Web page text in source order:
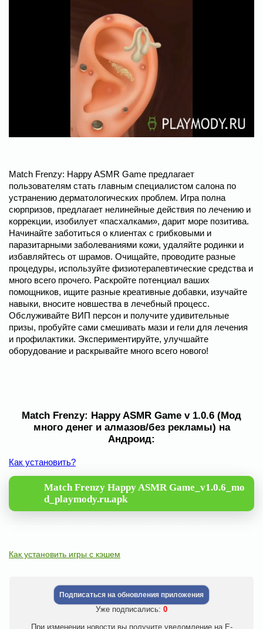
Match Frenzy: Happy ASMR Game предлагает
пользователям стать главным специалистом салона по
устранению дерматологических проблем. Игра полна
сюрпризов, предлагает нелинейные действия по лечению и
коррекции, изобилует «пасхалками», дарит море позитива.
Начинайте заботиться о клиентах с грибковыми и
паразитарными заболеваниями кожи, удаляйте родинки и
избавляйтесь от шрамов. Очищайте, проводите разные
процедуры, используйте физиотерапевтические средства и
много всего прочего. Раскройте потенциал ваших
помощников, ищите разные креативные добавки, изучайте
навыки, вносите новшества в лечебный процесс.
Обслуживайте ВИП персон и получите удивительные
призы, пробуйте сами смешивать мази и гели для лечения
и профилактики. Экспериментируйте, улучшайте
оборудование и раскрывайте много всего нового!
Match Frenzy: Happy ASMR Game v 1.0.6 (Мод
много денег и алмазов/без рекламы) на
Андроид:
Как установить?
Match Frenzy Happy ASMR Game_v1.0.6_mo
d_playmody.ru.apk
Как установить игры с кэшем
Подписаться на обновления приложения
Уже подписались: 0
При изменении новости вы получите уведомление на E-